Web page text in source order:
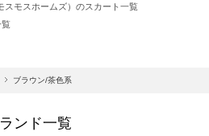
スモスホームズ）のスカート一覧
覧
バイサマンサモスモス）のスカート一覧
ス ブルー）のスカート一覧
一覧
ブラウン/茶色系
ンド一覧